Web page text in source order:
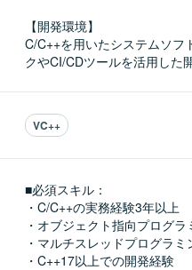
【開発環境】
C/C++を用いたシステムソフ
クやCI/CDツールを活用した
VC++
■必須スキル：
・C/C++の実務経験3年以上
・オブジェクト指向プログ
・マルチスレッドプログラ
・C++17以上での開発経験